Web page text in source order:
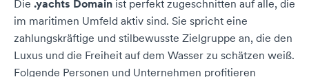
Die .yachts Domain ist perfekt zugeschnitten auf alle, die
im maritimen Umfeld aktiv sind. Sie spricht eine
zahlungskräftige und stilbewusste Zielgruppe an, die den
Luxus und die Freiheit auf dem Wasser zu schätzen weiß.
Folgende Personen und Unternehmen profitieren